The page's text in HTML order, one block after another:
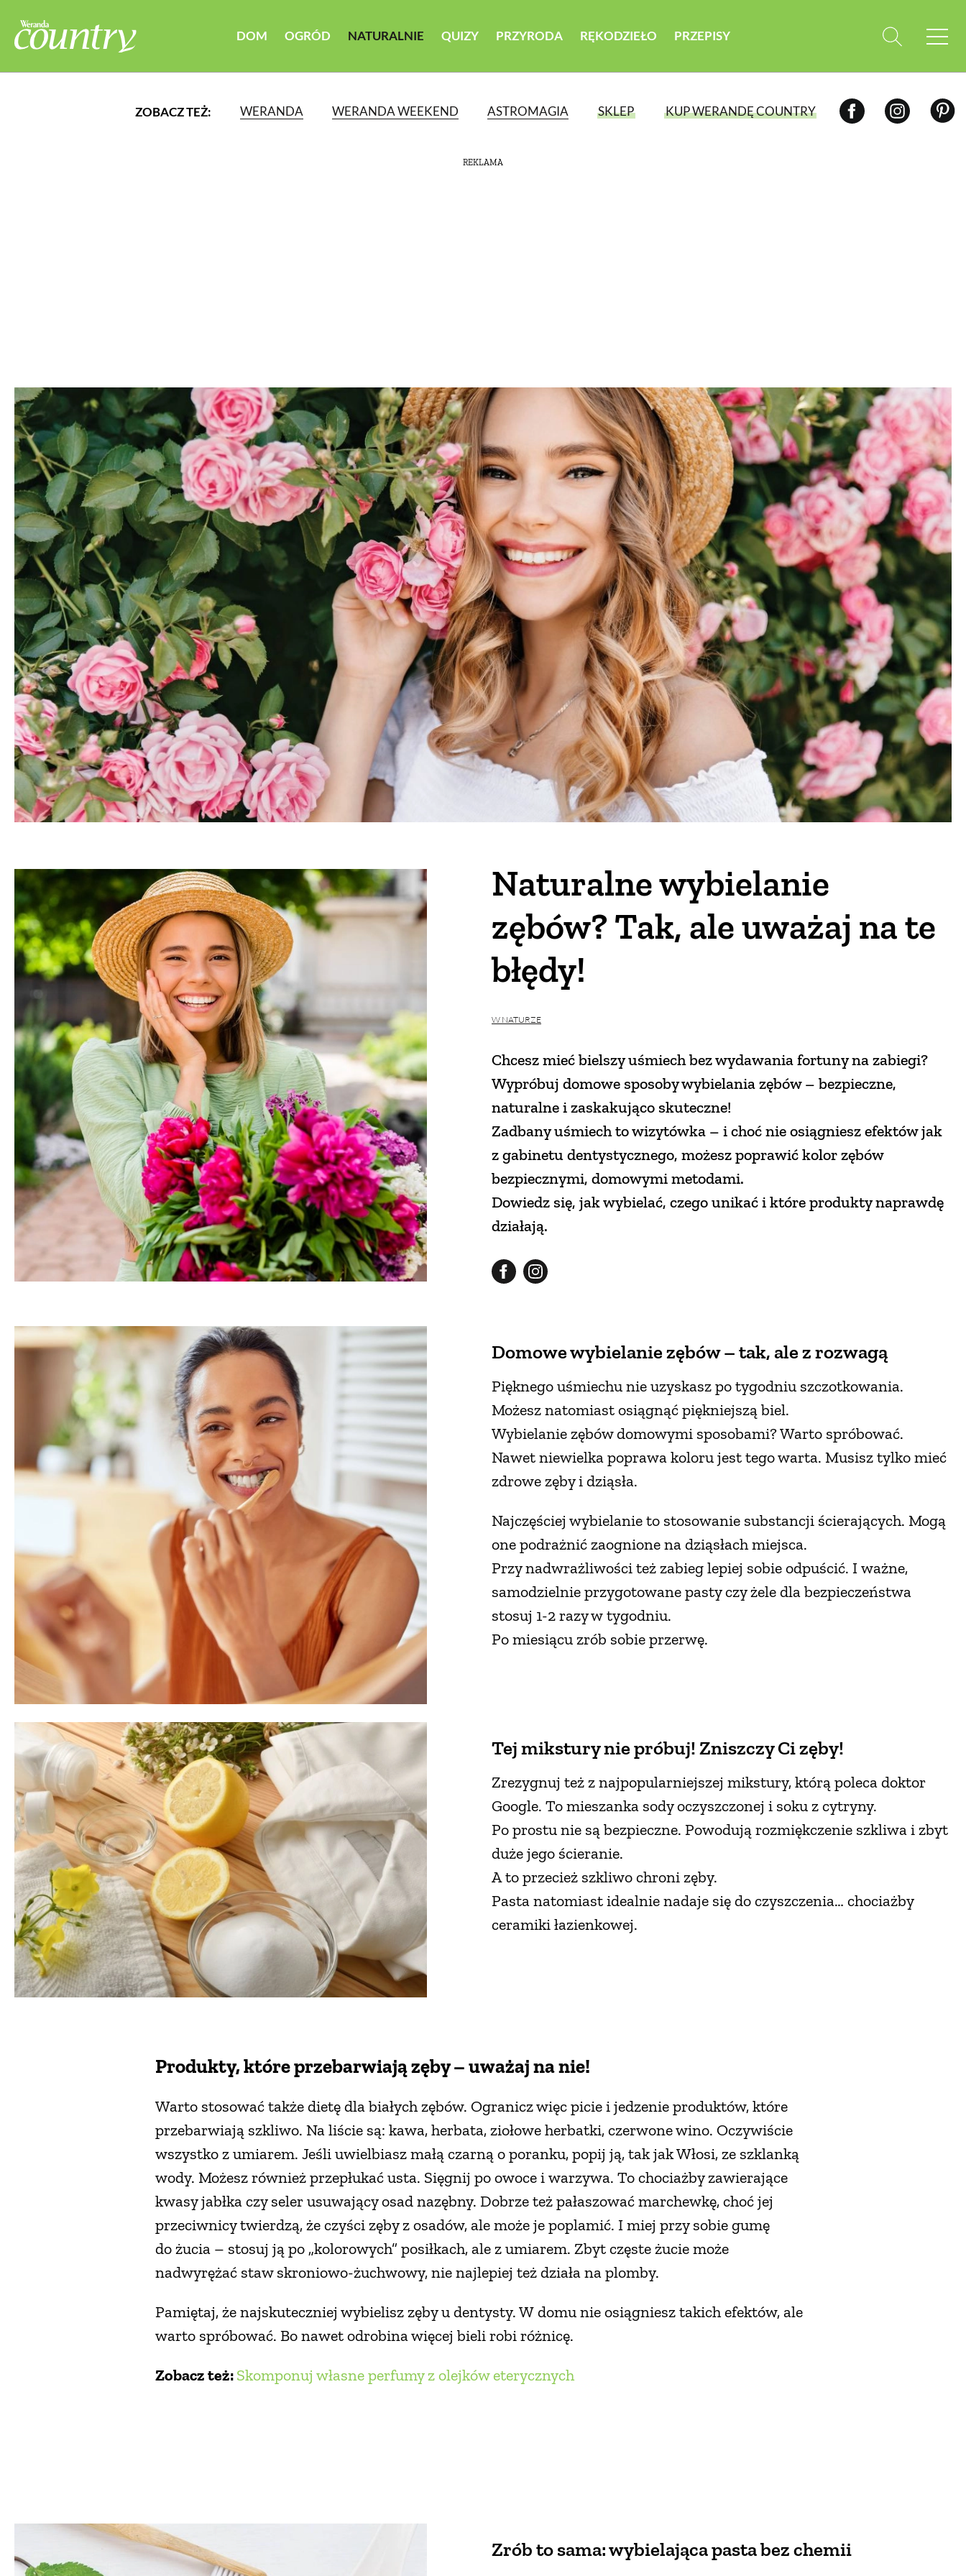
DOM OGRÓD NATURALNIE QUIZY PRZYRODA RĘKODZIEŁO PRZEPISY
ZOBACZ TEŻ: WERANDA WERANDA WEEKEND ASTROMAGIA SKLEP KUP WERANDĘ COUNTRY
REKLAMA
Naturalne wybielanie
zębów? Tak, ale uważaj na te
błędy!
W NATURZE
Chcesz mieć bielszy uśmiech bez wydawania fortuny na zabiegi?
Wypróbuj domowe sposoby wybielania zębów – bezpieczne,
naturalne i zaskakująco skuteczne!
Zadbany uśmiech to wizytówka – i choć nie osiągniesz efektów jak
z gabinetu dentystycznego, możesz poprawić kolor zębów
bezpiecznymi, domowymi metodami.
Dowiedz się, jak wybielać, czego unikać i które produkty naprawdę
działają.
Domowe wybielanie zębów – tak, ale z rozwagą
Pięknego uśmiechu nie uzyskasz po tygodniu szczotkowania.
Możesz natomiast osiągnąć piękniejszą biel.
Wybielanie zębów domowymi sposobami? Warto spróbować.
Nawet niewielka poprawa koloru jest tego warta. Musisz tylko mieć
zdrowe zęby i dziąsła.
Najczęściej wybielanie to stosowanie substancji ścierających. Mogą
one podrażnić zaognione na dziąsłach miejsca.
Przy nadwrażliwości też zabieg lepiej sobie odpuścić. I ważne,
samodzielnie przygotowane pasty czy żele dla bezpieczeństwa
stosuj 1-2 razy w tygodniu.
Po miesiącu zrób sobie przerwę.
Tej mikstury nie próbuj! Zniszczy Ci zęby!
Zrezygnuj też z najpopularniejszej mikstury, którą poleca doktor
Google. To mieszanka sody oczyszczonej i soku z cytryny.
Po prostu nie są bezpieczne. Powodują rozmiękczenie szkliwa i zbyt
duże jego ścieranie.
A to przecież szkliwo chroni zęby.
Pasta natomiast idealnie nadaje się do czyszczenia… chociażby
ceramiki łazienkowej.
Produkty, które przebarwiają zęby – uważaj na nie!
Warto stosować także dietę dla białych zębów. Ogranicz więc picie i jedzenie produktów, które
przebarwiają szkliwo. Na liście są: kawa, herbata, ziołowe herbatki, czerwone wino. Oczywiście
wszystko z umiarem. Jeśli uwielbiasz małą czarną o poranku, popij ją, tak jak Włosi, ze szklanką
wody. Możesz również przepłukać usta. Sięgnij po owoce i warzywa. To chociażby zawierające
kwasy jabłka czy seler usuwający osad nazębny. Dobrze też pałaszować marchewkę, choć jej
przeciwnicy twierdzą, że czyści zęby z osadów, ale może je poplamić. I miej przy sobie gumę
do żucia – stosuj ją po „kolorowych” posiłkach, ale z umiarem. Zbyt częste żucie może
nadwyrężać staw skroniowo-żuchwowy, nie najlepiej też działa na plomby.
Pamiętaj, że najskuteczniej wybielisz zęby u dentysty. W domu nie osiągniesz takich efektów, ale
warto spróbować. Bo nawet odrobina więcej bieli robi różnicę.
Zobacz też:Skomponuj własne perfumy z olejków eterycznych
Zrób to sama: wybielająca pasta bez chemii
OGRÓD WARZYWA I OWOCE ROŚLINY OGRODOWE PORADY ZIELEŃ W DOMU
PROJEKTOWANIE OGRODU NATURALNIE NATURALNA APTECZKA
DLA DOMU EKO ŻYCIE PRZYRODA ZWIERZĘTA DOMOWE
ZWIERZĘTA W NATURZE GRZYBY KRAJOBRAZ RĘKODZIEŁO RZEMIOSŁO
ZWYCZAJE ZRÓB TO SAM PRZEPISY ŚNIADANIA PRZYSTAWKI ZUPY
DANIA GŁÓWNE CIASTA I DESERY DODATKI PRZETWORY INNE